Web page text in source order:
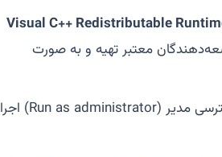
Visual C++ Redistributable
معتبر تهیه و به صورت
فایل دانلود شده را با دسترسی مدیر (Run as administrator) اجرا